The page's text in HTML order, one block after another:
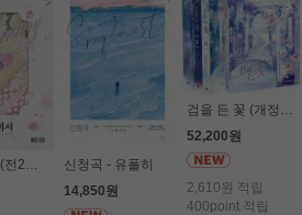
전속 비서 (전2권세트) (19세 이상) - 이서한
신청곡 - 유폴히
14,850원
검을 든 꽃 (개정판, 전4권세트) - 은소로
52,200원
2,610원 적립
400point 적립